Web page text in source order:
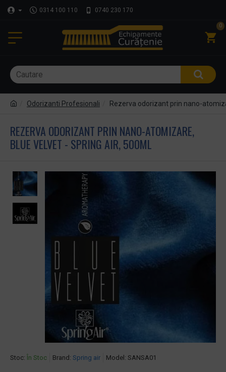
0314 100 110 0740 230 170
0
Odorizanti Profesionali Rezerva odorizant prin nano-
REZERVA ODORIZANT PRIN NANO-ATOMIZARE,
BLUE VELVET - SPRING AIR, 500ML
Stoc: În Stoc Brand: Spring air Model: SANSA01